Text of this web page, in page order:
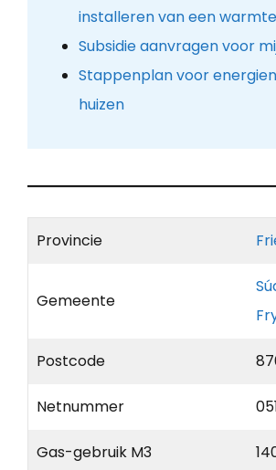
installeren van een
Subsidie aanvragen voor
Stappenplan voor
huizen
Provincie
Gemeente
Postcode
Netnummer
Gas-gebruik M3